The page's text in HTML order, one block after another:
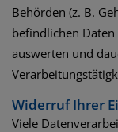
Behörden (z. B.
befindlichen
auswerten und
Widerruf Ihrer
Viele